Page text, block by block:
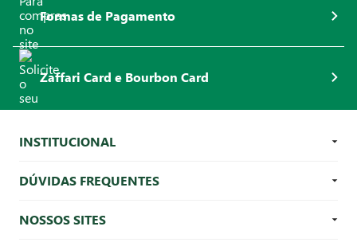
Formas de Pagamento
Zaffari Card e Bourbon Card
INSTITUCIONAL
DÚVIDAS FREQUENTES
NOSSOS SITES